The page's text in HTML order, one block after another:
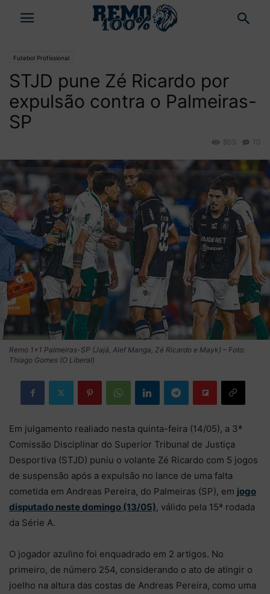
Futebol Profissional
STJD pune Zé Ricardo por
expulsão contra o Palmeiras-
SP
10
805
Remo 1×1 Palmeiras-SP (Jajá, Alef Manga, Zé Ricardo e Mayk) – Foto:
Thiago Gomes (O Liberal)
Em julgamento realiado nesta quinta-feira (14/05), a 3ª
Comissão Disciplinar do Superior Tribunal de Justiça
Desportiva (STJD) puniu o volante Zé Ricardo com 5 jogos
de suspensão após a expulsão no lance de uma falta
cometida em Andreas Pereira, do Palmeiras (SP), em jogo
disputado neste domingo (13/05), válido pela 15ª rodada
da Série A.
O jogador azulino foi enquadrado em 2 artigos. No
primeiro, de número 254, considerando o ato de atingir o
joelho na altura das costas de Andreas Pereira, como uma